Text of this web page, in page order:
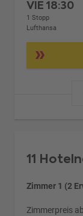
VIE18:30
1 Stopp
Lufthansa
11
Zimmer 1 (2
Zimmerpreis